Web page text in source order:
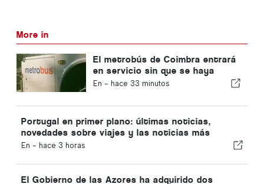
More in
El metrobús de Coimbra entrará
en servicio sin que se haya
completado la nueva
En - hace 33 minutos
Portugal en primer plano: últimas noticias,
novedades sobre viajes y las noticias más
destacadas que acaparan los titulares
En - hace 3 horas
El Gobierno de las Azores ha adquirido dos